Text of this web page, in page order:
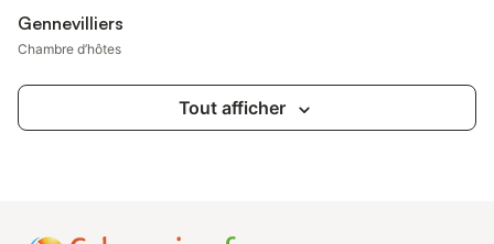
Gennevilliers
Chambre d’hôtes
Tout afficher